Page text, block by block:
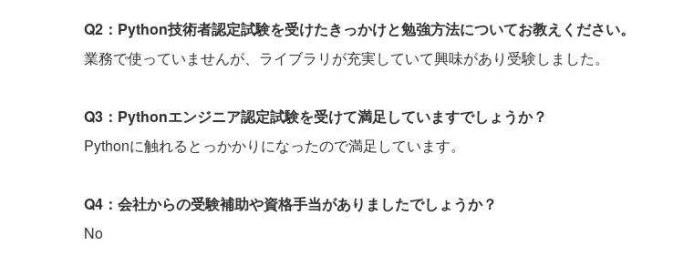
Q2：Python技術者認定試験を受けたきっかけと勉強方法についてお教えください。
業務で使っていませんが、ライブラリが充実していて興味があり受験しました。
Q3：Pythonエンジニア認定試験を受けて満足していますでしょうか？
Pythonに触れるとっかかりになったので満足しています。
Q4：会社からの受験補助や資格手当がありましたでしょうか？
No